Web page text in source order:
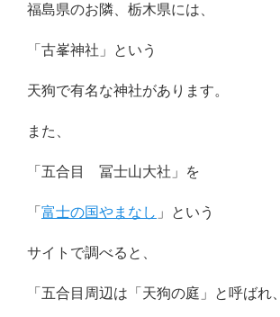
福島県のお隣、栃木県には、
「古峯神社」という
天狗で有名な神社があります。
また、
「五合目 冨士山大社」を
「 富士の国やまなし 」という
サイトで調べると、
「五合目周辺は「天狗の庭」と呼ばれ、